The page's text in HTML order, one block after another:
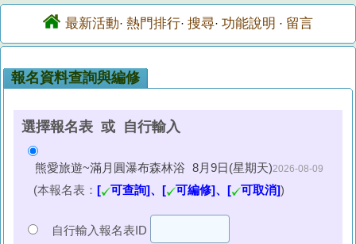
最新活動· 熱門排行· 搜尋· 功能說明 · 留言
報名資料查詢與編修
選擇報名表 或 自行輸入
熊愛旅遊~滿月圓瀑布森林浴 8月9日(星期天)2026-08-09
(本報名表： [ 可查詢]、[ 可編修]、[ 可取消])
自行輸入報名表ID